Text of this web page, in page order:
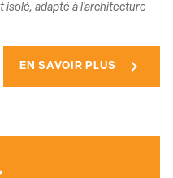
adapté à l'architecture
EN SAVOIR PLUS chevron_right